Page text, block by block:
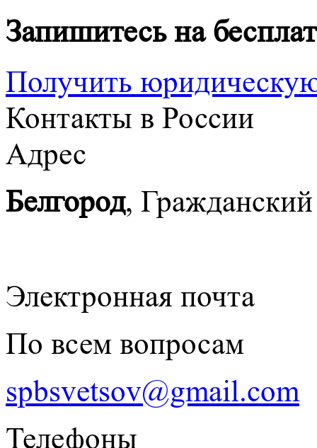
Запишитесь на
Получить
Контакты в России
Адрес
Белгород,
Электронная почта
По всем вопросам
spbsvetsov@gmail.com
Телефоны